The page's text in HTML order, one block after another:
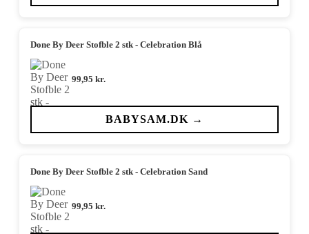
Done By Deer Stofble 2 stk - Celebration Blå
99,95 kr.
BABYSAM.DK →
Done By Deer Stofble 2 stk - Celebration Sand
99,95 kr.